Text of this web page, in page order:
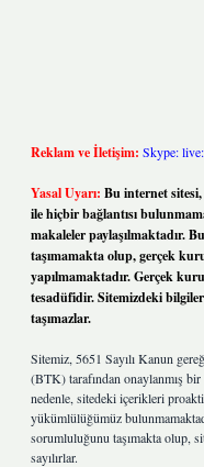
Reklam ve İletişim: Skype:
Yasal Uyarı: Bu internet
ile hiçbir bağlantısı
makaleler paylaşılmaktadır.
taşımamakta olup, gerçek
yapılmamaktadır. Gerçek
tesadüfidir. Sitemizdeki
taşımazlar.
Sitemiz, 5651 Sayılı Kanun
(BTK) tarafından onaylanmış
nedenle, sitedeki içerikleri
yükümlülüğümüz
sorumluluğunu taşımakta olup,
sayılırlar.